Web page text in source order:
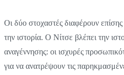
Οι δύο στοχαστές διαφέρουν επίσης
την ιστορία. Ο Νίτσε βλέπει την
αναγέννησης: οι ισχυρές
για να ανατρέψουν τις